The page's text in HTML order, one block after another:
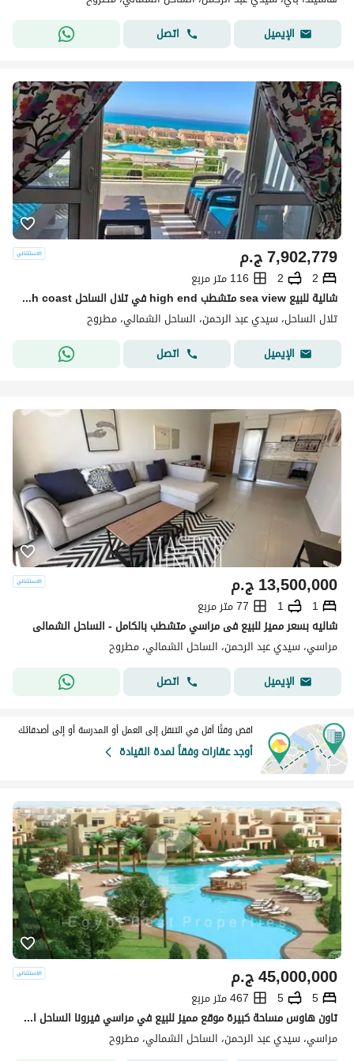
الإيميل
اتصل
ج.م7,902,779
2
2
116 متر مربع
شالية للبيع sea view متشطب high end في تلال الساحل telal north coast في الساحل الشمالي
تلال الساحل، سيدي عبد الرحمن، الساحل الشمالي، مطروح
الإيميل
اتصل
ج.م13,500,000
1
1
77 متر مربع
شاليه بسعر مميز للبيع فى مراسي متشطب بالكامل - الساحل الشمالى
مراسي، سيدي عبد الرحمن، الساحل الشمالي، مطروح
الإيميل
اتصل
اقض وقتًا أقل في التنقل إلى العمل أو المدرسة أو إلى أصدقائك
أوجد عقارات وفقاً لمدة القيادة
ج.م45,000,000
5
5
467 متر مربع
تاون هاوس مساحة كبيرة موقع مميز للبيع في مراسي فيرونا الساحل الشمالي
مراسي، سيدي عبد الرحمن، الساحل الشمالي، مطروح